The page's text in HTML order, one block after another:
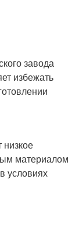
завода
избежать
низкое
материалом
условиях